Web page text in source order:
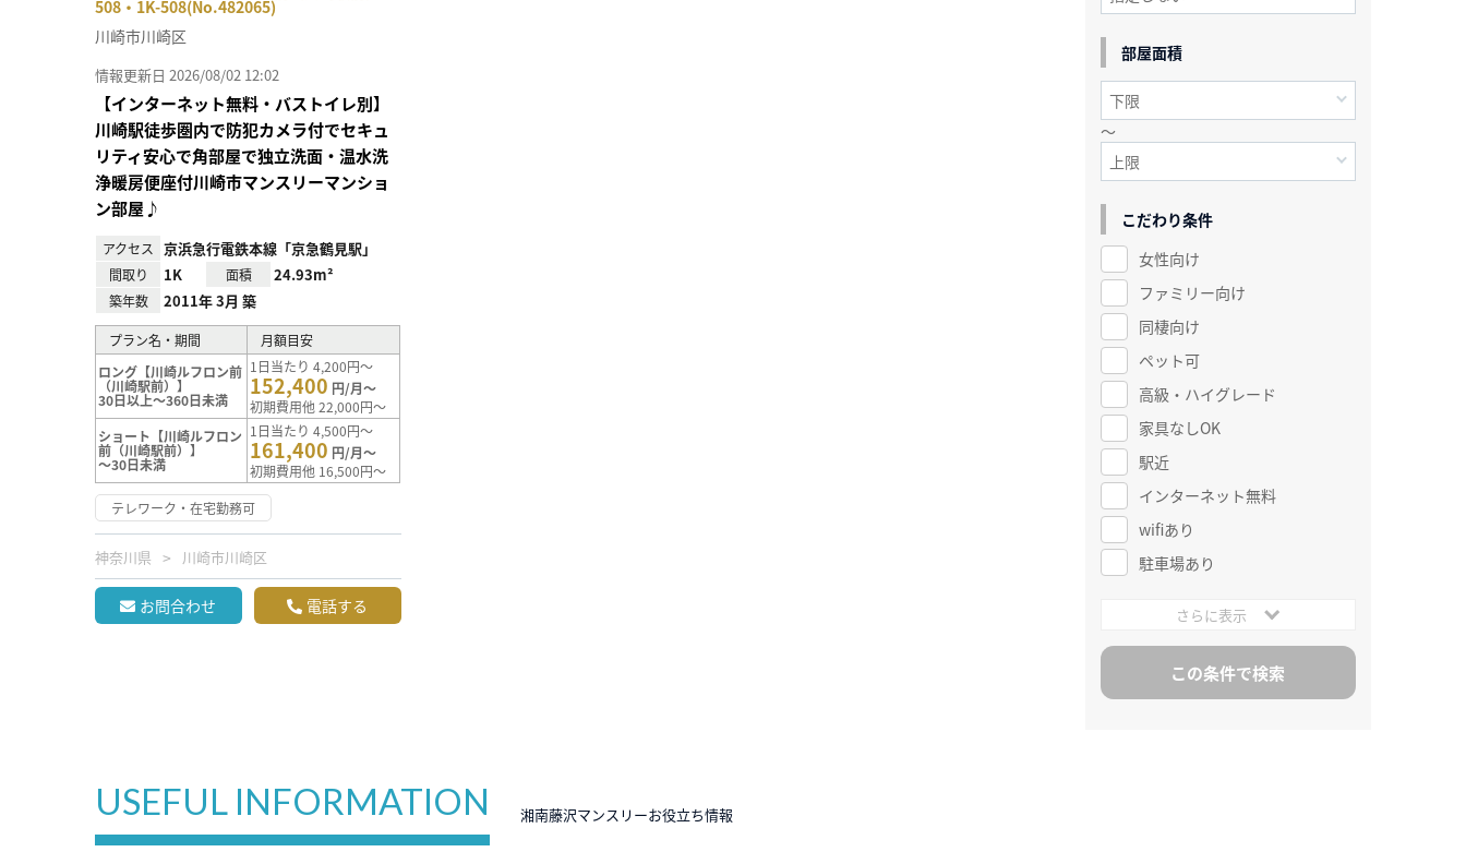
508・1K-508(No.482065)
川崎市川崎区
情報更新日 2026/08/02 12:02
【インターネット無料・バストイレ別】
川崎駅徒歩圏内で防犯カメラ付でセキュ
リティ安心で角部屋で独立洗面・温水洗
浄暖房便座付川崎市マンスリーマンショ
ン部屋♪
アクセス 京浜急行電鉄本線「京急鶴見駅」
間取り 1K 面積 24.93m²
築年数 2011年 3月 築
プラン名・期間
月額目安
ロング【川崎ルフロン前
（川崎駅前）】
30日以上～360日未満
1日当たり 4,200円～
152,400 円/月～
初期費用他 22,000円～
ショート【川崎ルフロン
前（川崎駅前）】
～30日未満
1日当たり 4,500円～
161,400 円/月～
初期費用他 16,500円～
テレワーク・在宅勤務可
神奈川県 川崎市川崎区
お問合わせ 電話する
部屋面積
～
こだわり条件
女性向け
ファミリー向け
同棲向け
ペット可
高級・ハイグレード
家具なしOK
駅近
インターネット無料
wifiあり
駐車場あり
さらに表示
USEFUL INFORMATION 湘南藤沢マンスリーお役立ち情報